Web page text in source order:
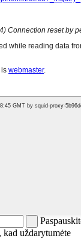
kad uždarytumėte